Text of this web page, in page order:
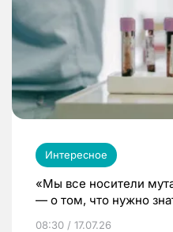
Интересное
«Мы все носители
— о том, что нужно
08:30 / 17.07.26